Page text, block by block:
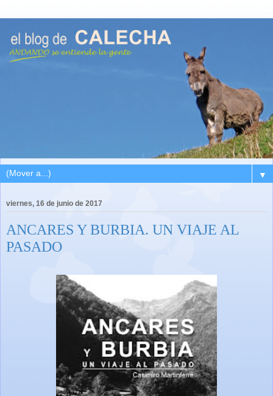
▼
viernes, 16 de junio de 2017
ANCARES Y BURBIA. UN VIAJE AL
PASADO